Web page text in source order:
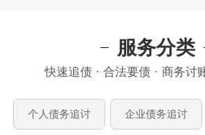
服务分类
快速追债 · 合法要债 · 商务讨
个人债务追讨 企业债务追讨